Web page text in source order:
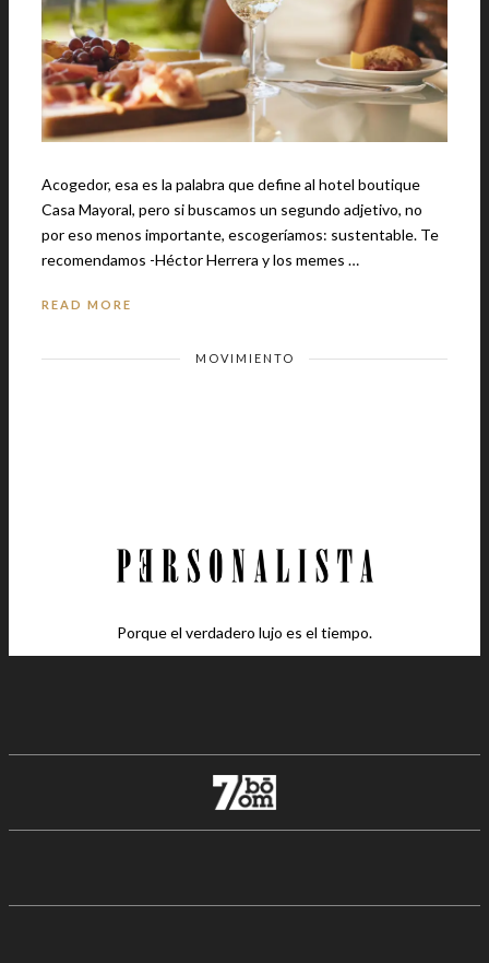
Acogedor, esa es la palabra que define al hotel boutique
Casa Mayoral, pero si buscamos un segundo adjetivo, no
por eso menos importante, escogeríamos: sustentable. Te
recomendamos -Héctor Herrera y los memes …
READ MORE
MOVIMIENTO
Porque el verdadero lujo es el tiempo.